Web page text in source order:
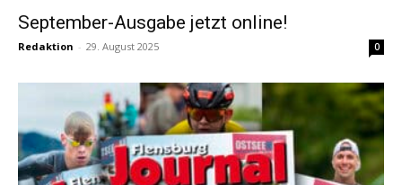
September-Ausgabe jetzt online!
Redaktion - 29. August 2025 0